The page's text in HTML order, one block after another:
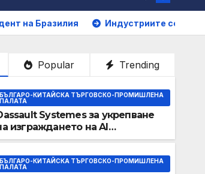
Индустриите се обединяват за
Popular Trending
БЪЛГАРО-КИТАЙСКА ТЪРГОВСКО-ПРОМИШЛЕНА
ПАЛАТА
Systemes за укрепване
изграждането на AI
в Китай
БЪЛГАРО-КИТАЙСКА ТЪРГОВСКО-ПРОМИШЛЕНА
ПАЛАТА